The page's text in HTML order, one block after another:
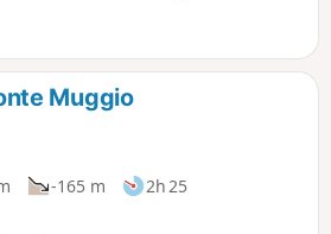
vaut l'effort.
Muggio
-165 m
2h 25